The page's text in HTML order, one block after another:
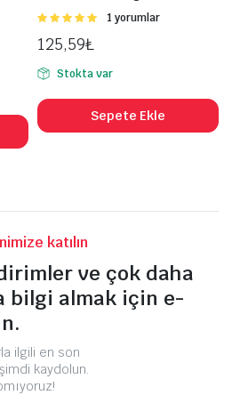
5.00oy aldı
1 yorumlar
125,59₺
Stokta var
Sepete Ekle
katılın
ve çok daha
bilgi almak için e-
ilgili en son
kaydolun.